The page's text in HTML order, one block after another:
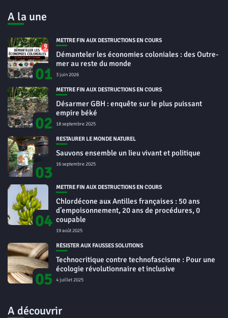
A la une
01
METTRE FIN AUX DESTRUCTIONS EN COURS
Démanteler les économies coloniales : des Outre-
mer au reste du monde
3 juin 2026
02
METTRE FIN AUX DESTRUCTIONS EN COURS
Désarmer GBH : enquête sur le plus puissant
empire béké
18 septembre 2025
03
RESTAURER LE MONDE NATUREL
Sauvons ensemble un lieu vivant et politique
16 septembre 2025
04
METTRE FIN AUX DESTRUCTIONS EN COURS
Chlordécone aux Antilles françaises : 50 ans
d’empoisonnement, 20 ans de procédures, 0
coupable
19 août 2025
05
RÉSISTER AUX FAUSSES SOLUTIONS
Technocritique contre technofascisme : Pour une
écologie révolutionnaire et inclusive
4 juillet 2025
A découvrir